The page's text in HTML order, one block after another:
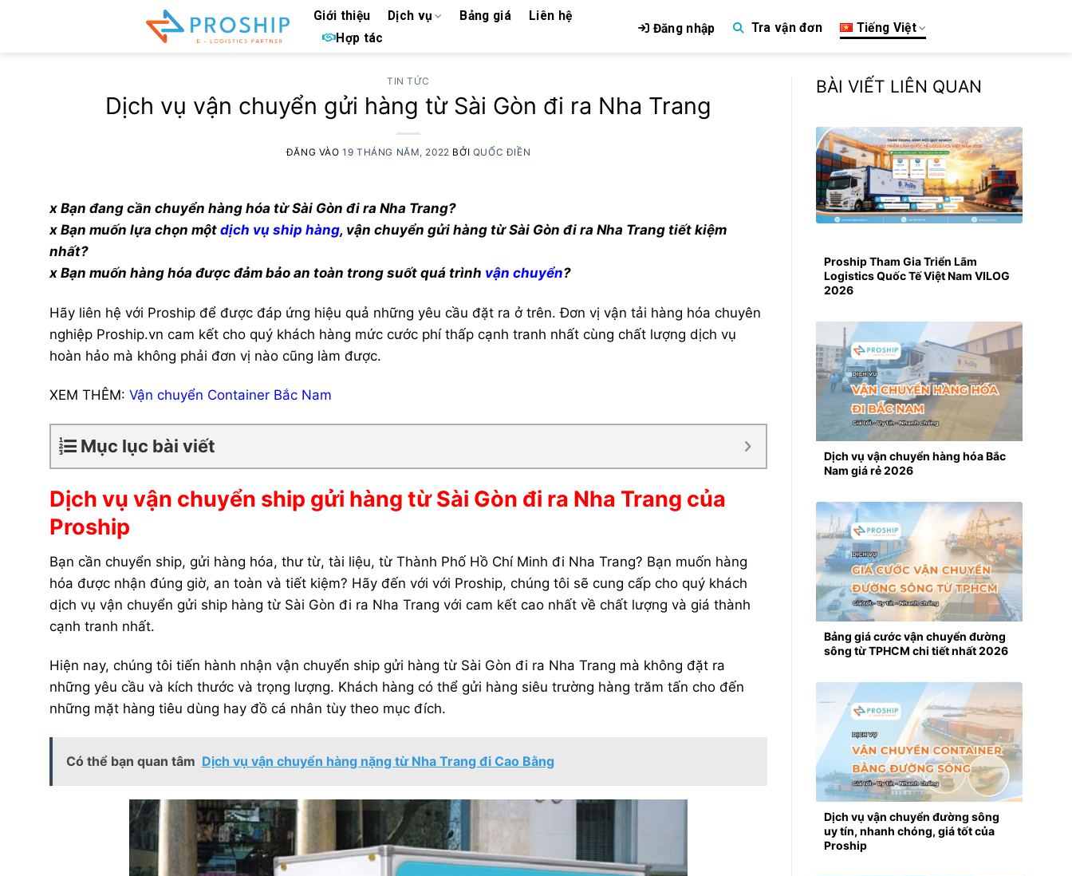
Giới thiệu Dịch vụ Bảng giá
Liên hệ
Hợp tác
Đăng nhập Tra vận đơn Tiếng Việt
TIN TỨC
Dịch vụ vận chuyển gửi hàng từ Sài Gòn đi ra Nha Trang
ĐĂNG VÀO19 THÁNG NĂM, 2022 BỞI QUỐC ĐIỀN
x Bạn đang cần chuyển hàng hóa từ Sài Gòn đi ra Nha Trang?
x Bạn muốn lựa chọn một dịch vụ ship hàng, vận chuyển gửi hàng từ Sài Gòn đi ra Nha Trang tiết kiệm
nhất?
x Bạn muốn hàng hóa được đảm bảo an toàn trong suốt quá trình vận chuyển?
Hãy liên hệ với Proship để được đáp ứng hiệu quả những yêu cầu đặt ra ở trên. Đơn vị vận tải hàng hóa chuyên
nghiệp Proship.vn cam kết cho quý khách hàng mức cước phí thấp cạnh tranh nhất cùng chất lượng dịch vụ
hoàn hảo mà không phải đơn vị nào cũng làm được.
XEM THÊM: Vận chuyển Container Bắc Nam
Mục lục bài viết
Dịch vụ vận chuyển ship gửi hàng từ Sài Gòn đi ra Nha Trang của
Proship
Bạn cần chuyển ship, gửi hàng hóa, thư từ, tài liệu, từ Thành Phố Hồ Chí Minh đi Nha Trang? Bạn muốn hàng
hóa được nhận đúng giờ, an toàn và tiết kiệm? Hãy đến với với Proship, chúng tôi sẽ cung cấp cho quý khách
dịch vụ vận chuyển gửi ship hàng từ Sài Gòn đi ra Nha Trang với cam kết cao nhất về chất lượng và giá thành
cạnh tranh nhất.
Hiện nay, chúng tôi tiến hành nhận vận chuyển ship gửi hàng từ Sài Gòn đi ra Nha Trang mà không đặt ra
những yêu cầu và kích thước và trọng lượng. Khách hàng có thể gửi hàng siêu trường hàng trăm tấn cho đến
những mặt hàng tiêu dùng hay đồ cá nhân tùy theo mục đích.
Có thể bạn quan tâm Dịch vụ vận chuyển hàng nặng từ Nha Trang đi Cao Bằng
BÀI VIẾT LIÊN QUAN
Proship Tham Gia Triển Lãm
Logistics Quốc Tế Việt Nam VILOG
2026
Dịch vụ vận chuyển hàng hóa Bắc
Nam giá rẻ 2026
Bảng giá cước vận chuyển đường
sông từ TPHCM chi tiết nhất 2026
Dịch vụ vận chuyển đường sông
uy tín, nhanh chóng, giá tốt của
Proship